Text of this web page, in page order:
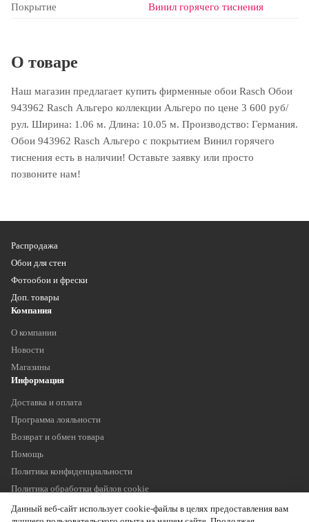
Покрытие Винил горячего тиснения
О товаре
Наш магазин предлагает купить фирменные обои Rasch Обои
943962 Rasch Альгеро коллекции Альгеро по цене 3 600 руб/
рул. Ширина: 1.06 м. Длина: 10.05 м. Производство: Германия.
Обои 943962 Rasch Альгеро с покрытием Винил горячего
тиснения есть в наличии! Оставьте заявку или просто
позвоните нам!
Распродажа
Обои для стен
Фотообои и фрески
Доп. товары
Компания
О компании
Новости
Магазины
Информация
Доставка и оплата
Программа лояльности
Возврат и обмен товара
Помощь
Политика конфиденциальности
Политика обработки файлов cookie
Данный веб-сайт использует cookie-файлы в целях предоставления вам